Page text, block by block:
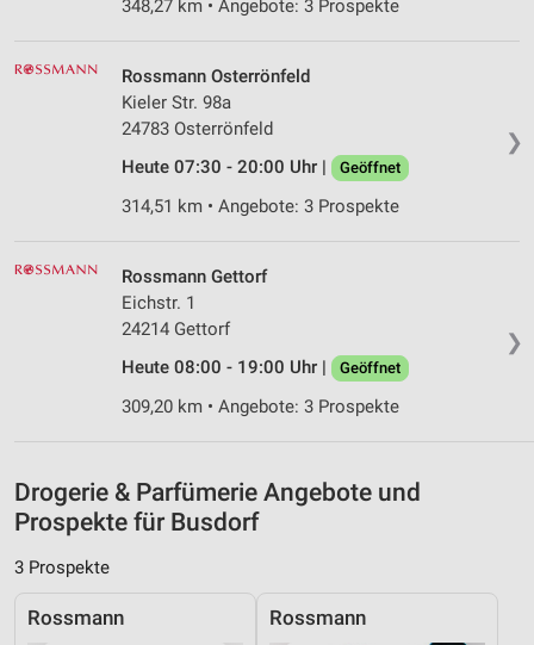
348,27 km • Angebote: 3 Prospekte
❯
Rossmann Osterrönfeld
Kieler Str. 98a
24783 Osterrönfeld
Heute 07:30 - 20:00 Uhr |
Geöffnet
314,51 km • Angebote: 3 Prospekte
❯
Rossmann Gettorf
Eichstr. 1
24214 Gettorf
Heute 08:00 - 19:00 Uhr |
Geöffnet
309,20 km • Angebote: 3 Prospekte
Drogerie & Parfümerie Angebote und
Prospekte für Busdorf
3 Prospekte
Rossmann Rossmann
personalisierter Inhalte
Messung der Werbeleistung
Messung der Performance von Inhalten
Analyse von Zielgruppen durch Statistiken oder
Entwicklung und Verbesserung der Angebote
Verwendung reduzierter Daten zur Auswahl von
IAB-Besonderheiten:
Geräte anhand von aktiv angeforderten
Informationen identifizieren
Nicht-IAB-Verarbeitungszwecke: